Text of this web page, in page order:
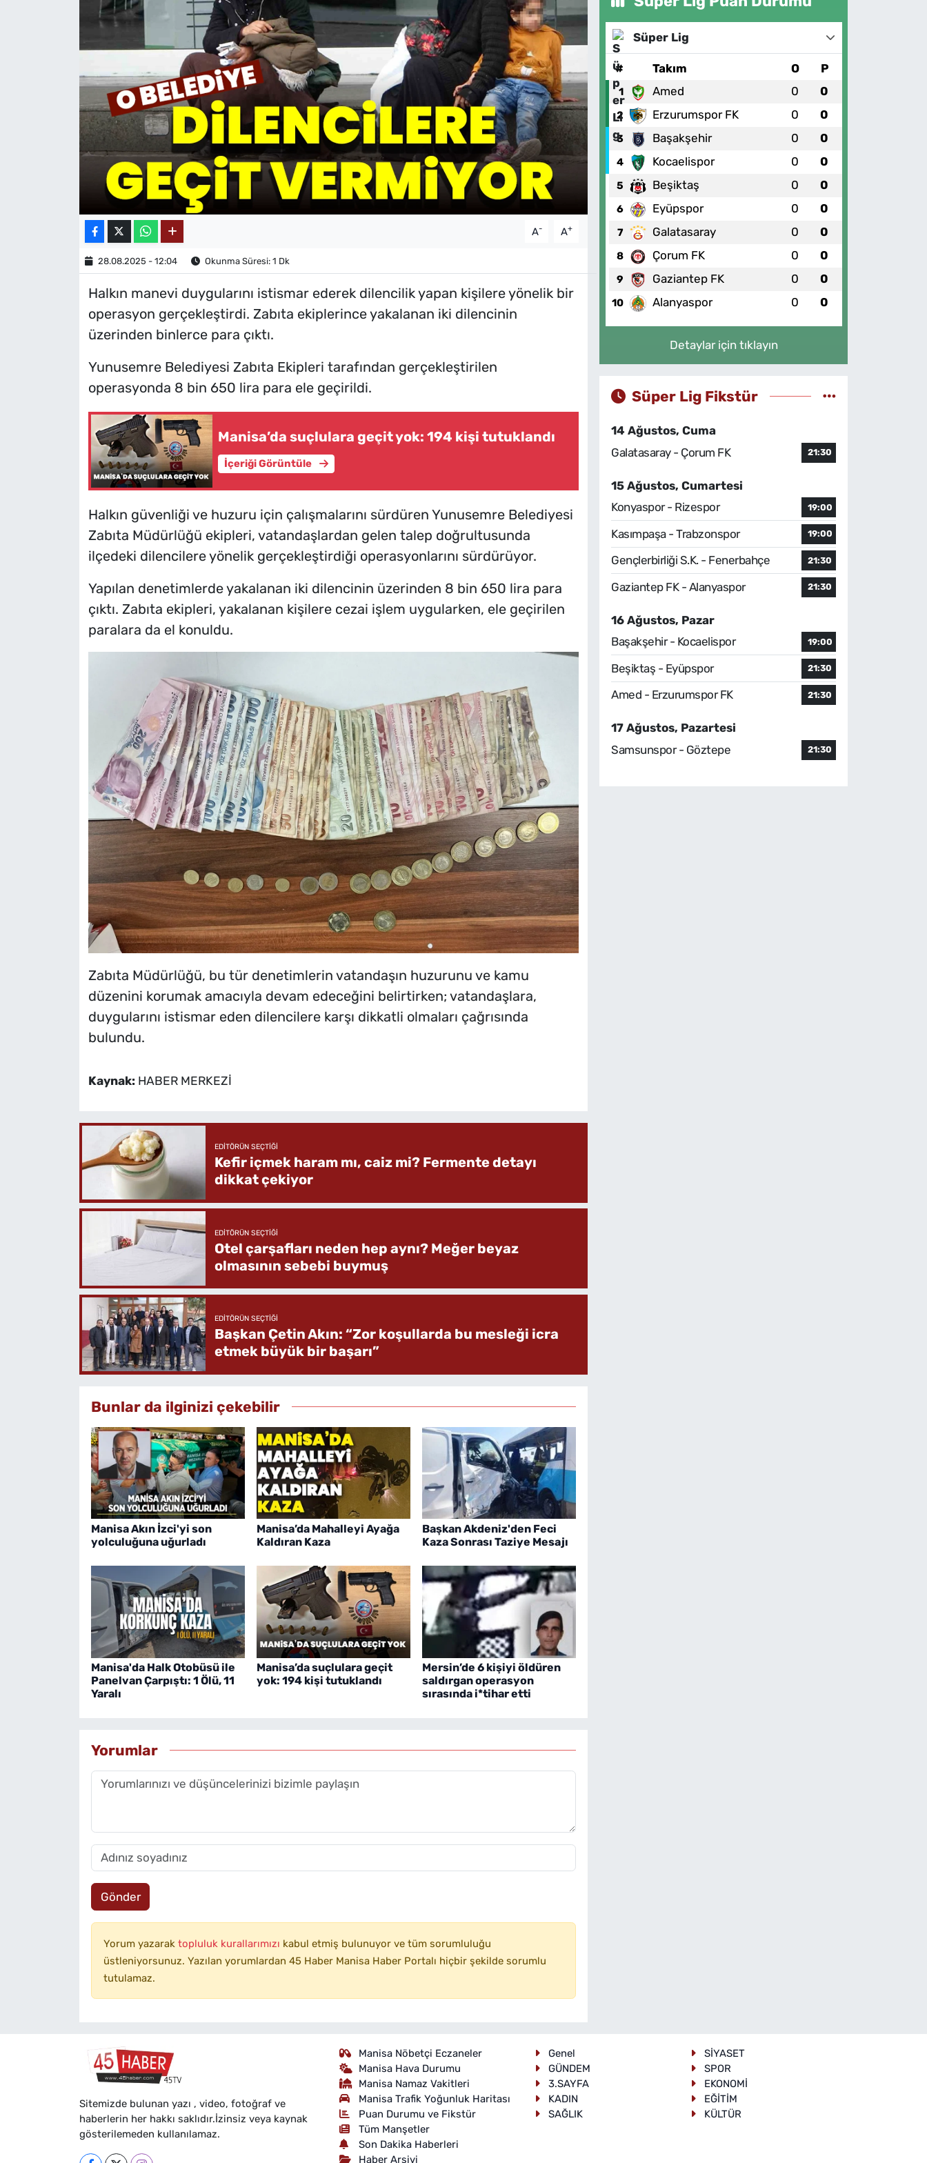
A- A+
28.08.2025 - 12:04 Okunma Süresi: 1 Dk
Halkın manevi duygularını istismar ederek dilencilik yapan kişilere yönelik bir
operasyon gerçekleştirdi. Zabıta ekiplerince yakalanan iki dilencinin
üzerinden binlerce para çıktı.
Yunusemre Belediyesi Zabıta Ekipleri tarafından gerçekleştirilen
operasyonda 8 bin 650 lira para ele geçirildi.
Manisa’da suçlulara geçit yok: 194 kişi tutuklandı
İçeriği Görüntüle
Halkın güvenliği ve huzuru için çalışmalarını sürdüren Yunusemre Belediyesi
Zabıta Müdürlüğü ekipleri, vatandaşlardan gelen talep doğrultusunda
ilçedeki dilencilere yönelik gerçekleştirdiği operasyonlarını sürdürüyor.
Yapılan denetimlerde yakalanan iki dilencinin üzerinden 8 bin 650 lira para
çıktı. Zabıta ekipleri, yakalanan kişilere cezai işlem uygularken, ele geçirilen
paralara da el konuldu.
Zabıta Müdürlüğü, bu tür denetimlerin vatandaşın huzurunu ve kamu
düzenini korumak amacıyla devam edeceğini belirtirken; vatandaşlara,
duygularını istismar eden dilencilere karşı dikkatli olmaları çağrısında
bulundu.
Kaynak: HABER MERKEZİ
EDITÖRÜN SEÇTIĞI
Kefir içmek haram mı, caiz mi? Fermente detayı
dikkat çekiyor
EDITÖRÜN SEÇTIĞI
Otel çarşafları neden hep aynı? Meğer beyaz
olmasının sebebi buymuş
EDITÖRÜN SEÇTIĞI
Başkan Çetin Akın: “Zor koşullarda bu mesleği icra
etmek büyük bir başarı”
Bunlar da ilginizi çekebilir
Manisa Akın İzci'yi son
yolculuğuna uğurladı
Manisa’da Mahalleyi Ayağa
Kaldıran Kaza
Başkan Akdeniz'den Feci
Kaza Sonrası Taziye Mesajı
Manisa'da Halk Otobüsü ile
Panelvan Çarpıştı: 1 Ölü, 11
Yaralı
Manisa’da suçlulara geçit
yok: 194 kişi tutuklandı
Mersin’de 6 kişiyi öldüren
saldırgan operasyon
sırasında i*tihar etti
Yorumlar
Gönder
Yorum yazarak topluluk kurallarımızı kabul etmiş bulunuyor ve tüm sorumluluğu
üstleniyorsunuz. Yazılan yorumlardan 45 Haber Manisa Haber Portalı hiçbir şekilde sorumlu
tutulamaz.
Süper Lig
# Takım O P
1 Amed 0 0
2 Erzurumspor FK 0 0
3 Başakşehir 0 0
4 Kocaelispor 0 0
5 Beşiktaş 0 0
6 Eyüpspor 0 0
7 Galatasaray 0 0
8 Çorum FK 0 0
9 Gaziantep FK 0 0
10 Alanyaspor 0 0
Detaylar için tıklayın
Süper Lig Fikstür
14 Ağustos, Cuma
Galatasaray - Çorum FK
21:30
15 Ağustos, Cumartesi
Konyaspor - Rizespor
19:00
Kasımpaşa - Trabzonspor 19:00
Gençlerbirliği S.K. - Fenerbahçe 21:30
Gaziantep FK - Alanyaspor 21:30
16 Ağustos, Pazar
Başakşehir - Kocaelispor
19:00
Beşiktaş - Eyüpspor 21:30
Amed - Erzurumspor FK 21:30
17 Ağustos, Pazartesi
Samsunspor - Göztepe
21:30
Sitemizde bulunan yazı , video, fotoğraf ve
haberlerin her hakkı saklıdır.İzinsiz veya kaynak
gösterilemeden kullanılamaz.
Manisa Nöbetçi Eczaneler
Manisa Hava Durumu
Manisa Namaz Vakitleri
Manisa Trafik Yoğunluk Haritası
Puan Durumu ve Fikstür
Tüm Manşetler
Son Dakika Haberleri
Haber Arşivi
Genel
SİYASET
GÜNDEM
SPOR
3.SAYFA
EKONOMİ
KADIN
EĞİTİM
SAĞLIK
KÜLTÜR